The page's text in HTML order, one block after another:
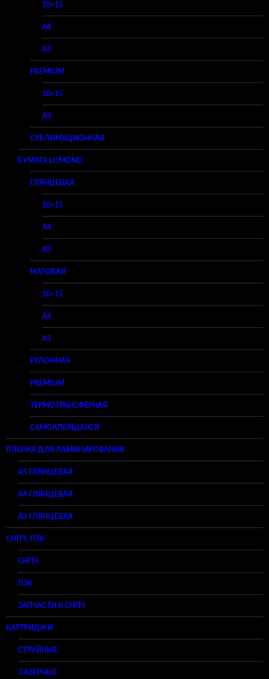
10×15
A4
A3
PREMIUM
10×15
A4
СУБЛИМАЦИОННАЯ
БУМАГА LOMOND
ГЛЯНЦЕВАЯ
10×15
A4
A3
МАТОВАЯ
10×15
A4
A3
РУЛОННАЯ
PREMIUM
ТЕРМОТРАНСФЕРНАЯ
САМОКЛЕЯЩАЯСЯ
ПЛЕНКА ДЛЯ ЛАМИНИРОВАНИЯ
A5 ГЛЯНЦЕВАЯ
А4 ГЛЯНЦЕВАЯ
A3 ГЛЯНЦЕВАЯ
СНПЧ, ПЗК
СНПЧ
ПЗК
ЗАПЧАСТИ К СНПЧ
КАРТРИДЖИ
СТРУЙНЫЕ
ЛАЗЕРНЫЕ